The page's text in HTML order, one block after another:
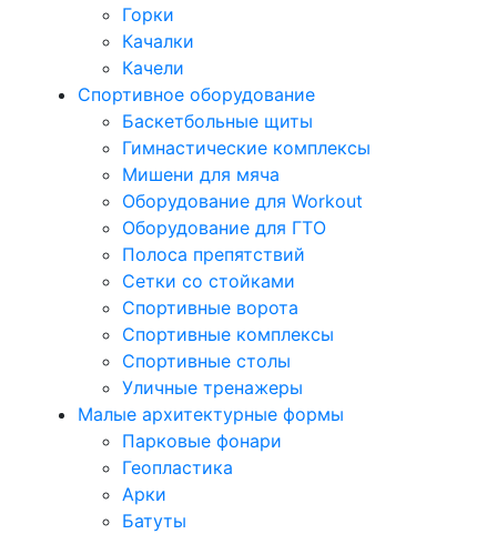
Горки
Качалки
Качели
Спортивное оборудование
Баскетбольные щиты
Гимнастические комплексы
Мишени для мяча
Оборудование для Workout
Оборудование для ГТО
Полоса препятствий
Сетки со стойками
Спортивные ворота
Спортивные комплексы
Спортивные столы
Уличные тренажеры
Малые архитектурные формы
Парковые фонари
Геопластика
Арки
Батуты